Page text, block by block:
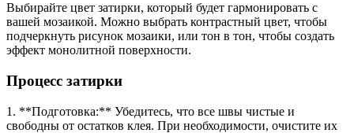
Выбирайте цвет затирки, который будет гармонировать с
вашей мозаикой. Можно выбрать контрастный цвет, чтобы
подчеркнуть рисунок мозаики, или тон в тон, чтобы создать
эффект монолитной поверхности.
Процесс затирки
1. **Подготовка:** Убедитесь, что все швы чистые и
свободны от остатков клея. При необходимости, очистите их